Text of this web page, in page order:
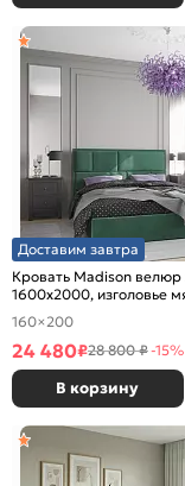
Доставим завтра
Кровать Madison велюр
1600x2000, изголовье
160×200
24 480₽28 800 ₽-15%
В корзину